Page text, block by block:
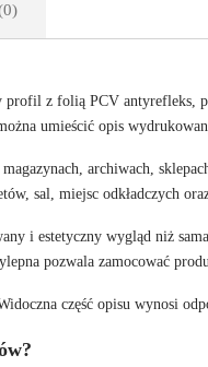
profil z folią PCV antyrefleks,
umieścić opis
archiwach,
sal, miejsc odkładczych
i estetyczny wygląd niż
pozwala zamocować
część opisu wynosi